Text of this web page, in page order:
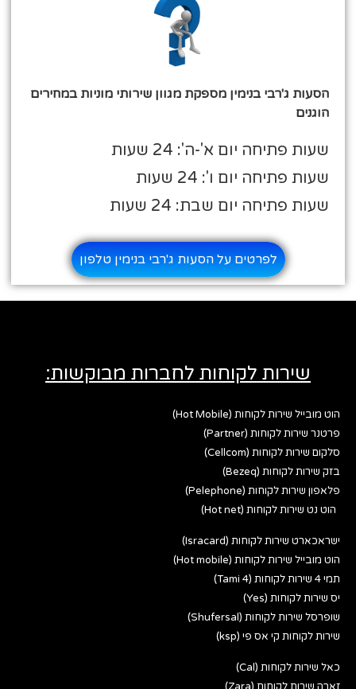
הסעות ג'רבי בנימין מספקת מגוון שירותי מוניות במחירים
הוגנים
שעות פתיחה יום א'-ה': 24 שעות
שעות פתיחה יום ו': 24 שעות
שעות פתיחה יום שבת: 24 שעות
לפרטים על הסעות ג'רבי בנימין טלפון
שירות לקוחות לחברות מבוקשות:
הוט מובייל שירות לקוחות (Hot Mobile)
פרטנר שירות לקוחות (Partner)
סלקום שירות לקוחות (Cellcom)
בזק שירות לקוחות (Bezeq)
פלאפון שירות לקוחות (Pelephone)
הוט נט שירות לקוחות (Hot net)
ישראכארט שירות לקוחות (Isracard)
הוט מובייל שירות לקוחות (Hot mobile)
תמי 4 שירות לקוחות (Tami 4)
יס שירות לקוחות (Yes)
שופרסל שירות לקוחות (Shufersal)
שירות לקוחות קי אס פי (ksp)
כאל שירות לקוחות (Cal)